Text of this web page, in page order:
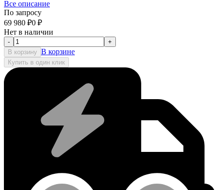
Все описание
По запросу
69 980 ₽0 ₽
Нет в наличии
-
+
В корзину В корзине
Купить в один клик